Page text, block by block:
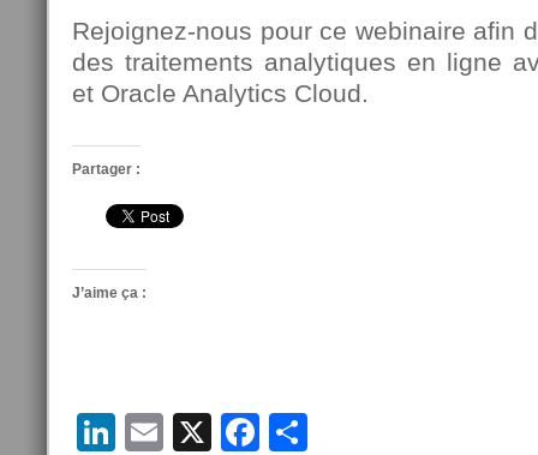
Rejoignez-nous pour ce webinaire afin
des traitements analytiques en ligne
et Oracle Analytics Cloud.
Partager :
J’aime ça :
LinkedIn
Email
X Facebook